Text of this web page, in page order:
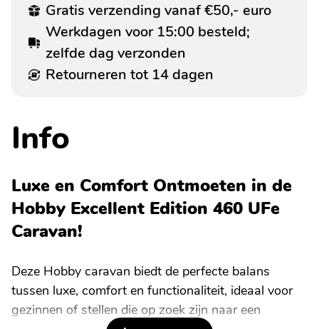
Gratis verzending vanaf €50,- euro
Werkdagen voor 15:00 besteld;
zelfde dag verzonden
Retourneren tot 14 dagen
Info
Luxe en Comfort Ontmoeten in de
Hobby Excellent Edition 460 UFe
Caravan!
Deze Hobby caravan biedt de perfecte balans
tussen luxe, comfort en functionaliteit, ideaal voor
gezinnen of stellen die op zoek zijn naar een